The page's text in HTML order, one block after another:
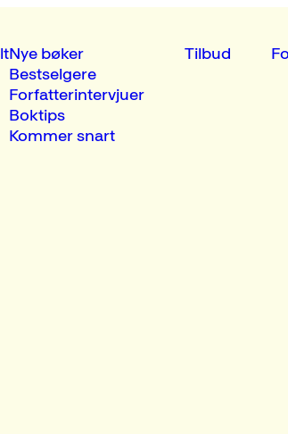
Nye bøker
Bestselgere
Forfatterintervjuer
Boktips
Kommer snart
Tilbud